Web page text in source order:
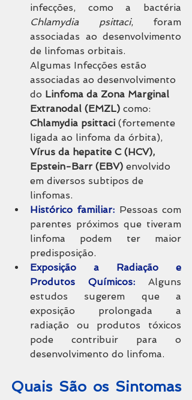
Chlamydia psittaci, foram
associadas ao desenvolvimento
de linfomas orbitais.
Algumas Infecções estão
associadas ao desenvolvimento
do Linfoma da Zona Marginal
Extranodal (EMZL) como:
Chlamydia psittaci (fortemente
ligada ao linfoma da órbita),
Vírus da hepatite C (HCV),
Epstein-Barr (EBV) envolvido
em diversos subtipos de
linfomas.
Histórico familiar: Pessoas com
parentes próximos que tiveram
linfoma podem ter maior
predisposição.
Exposição a Radiação e
Produtos Químicos: Alguns
estudos sugerem que a
exposição prolongada a
radiação ou produtos tóxicos
pode contribuir para o
desenvolvimento do linfoma.
Quais São os Sintomas